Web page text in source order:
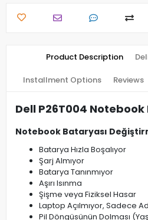
Product Description
Installment Options Reviews
Dell P26T004
Notebook Bataryası
Batarya Hızla Boşalıyor
Şarj Almıyor
Batarya Tanınmıyor
Aşırı Isınma
Şişme veya Fiziksel Hasar
Laptop Açılmıyor, Sadece
Pil Döngüsünün Dolması